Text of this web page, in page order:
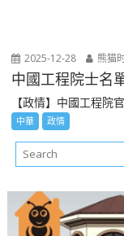
2025-12-28 熊猫
中國工程院士名
【政情】中國工程院
中華 政情